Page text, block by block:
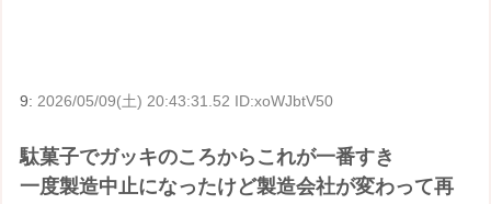
9: 2026/05/09(土) 20:43:31.52 ID:xoWJbtV50
駄菓子でガッキのころからこれが一番すき
一度製造中止になったけど製造会社が変わって再